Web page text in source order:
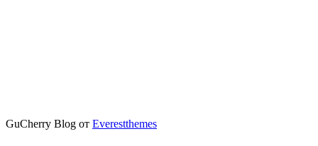
GuCherry Blog от Everestthemes